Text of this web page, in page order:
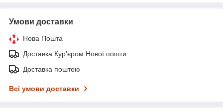
Умови доставки
Нова Пошта
Доставка Курʼєром Нової пошти
Доставка поштою
Всі умови доставки